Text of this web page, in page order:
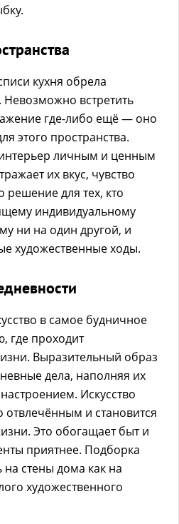
кухня обрела
встретить
где-либо ещё — оно
этого пространства.
личным и ценным
их вкус, чувство
решение для тех, кто
индивидуальному
ни на один другой, и
художественные ходы.
в самое будничное
где проходит
Выразительный образ
дела, наполняя их
Искусство
отвлечённым и становится
Это обогащает быт и
приятнее. Подборка
на стены дома как на
художественного